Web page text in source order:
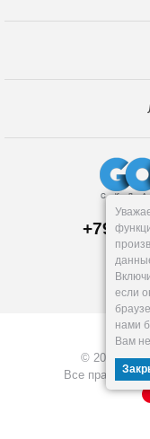
© 2026,
Все права
если
нами
Вам